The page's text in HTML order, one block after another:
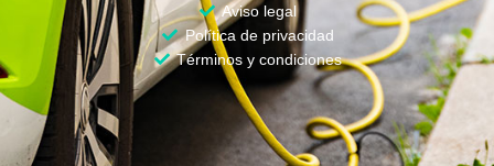
Aviso legal
Política de privacidad
Términos y condiciones